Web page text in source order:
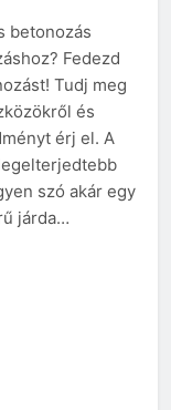
betonozás
Fedezd
Tudj meg
és
érj el. A
szó akár egy
járda…